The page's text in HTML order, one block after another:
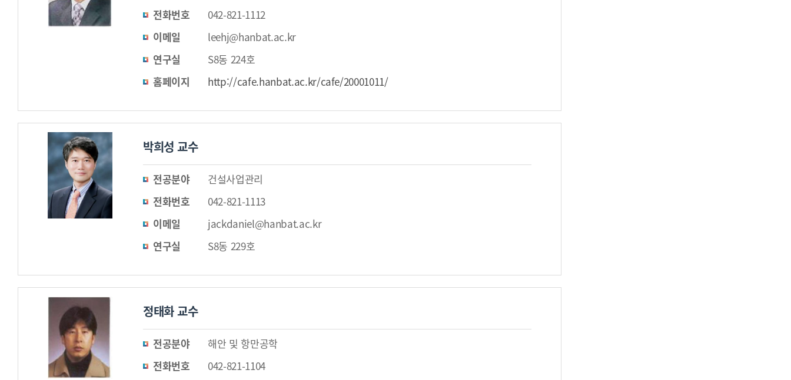
전화번호
042-821-1112
이메일
leehj@hanbat.ac.kr
연구실
S8동 224호
홈페이지
http://cafe.hanbat.ac.kr/cafe/20001011/
박희성 교수
전공분야
건설사업관리
전화번호
042-821-1113
이메일
jackdaniel@hanbat.ac.kr
연구실
S8동 229호
정태화 교수
전공분야
해안 및 항만공학
전화번호
042-821-1104